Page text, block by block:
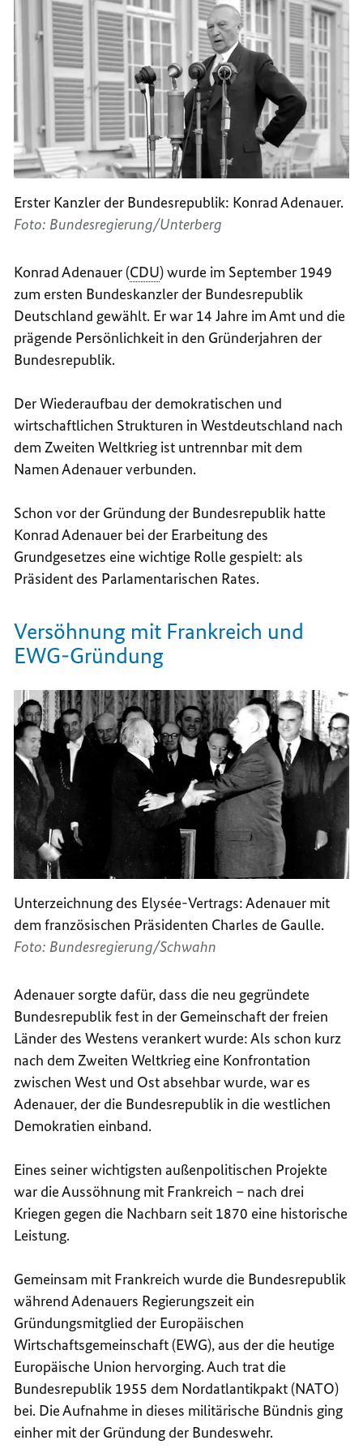
Erster Kanzler der Bundesrepublik: Konrad Adenauer.
Foto: Bundesregierung/Unterberg
Konrad Adenauer (CDU) wurde im September 1949
zum ersten Bundeskanzler der Bundesrepublik
Deutschland gewählt. Er war 14 Jahre im Amt und die
prägende Persönlichkeit in den Gründerjahren der
Bundesrepublik.
Der Wiederaufbau der demokratischen und
wirtschaftlichen Strukturen in Westdeutschland nach
dem Zweiten Weltkrieg ist untrennbar mit dem
Namen Adenauer verbunden.
Schon vor der Gründung der Bundesrepublik hatte
Konrad Adenauer bei der Erarbeitung des
Grundgesetzes eine wichtige Rolle gespielt: als
Präsident des Parlamentarischen Rates.
Versöhnung mit Frankreich und
EWG-Gründung
Unterzeichnung des Elysée-Vertrags: Adenauer mit
dem französischen Präsidenten Charles de Gaulle.
Foto: Bundesregierung/Schwahn
Adenauer sorgte dafür, dass die neu gegründete
Bundesrepublik fest in der Gemeinschaft der freien
Länder des Westens verankert wurde: Als schon kurz
nach dem Zweiten Weltkrieg eine Konfrontation
zwischen West und Ost absehbar wurde, war es
Adenauer, der die Bundesrepublik in die westlichen
Demokratien einband.
Eines seiner wichtigsten außenpolitischen Projekte
war die Aussöhnung mit Frankreich – nach drei
Kriegen gegen die Nachbarn seit 1870 eine historische
Leistung.
Gemeinsam mit Frankreich wurde die Bundesrepublik
während Adenauers Regierungszeit ein
Gründungsmitglied der Europäischen
Wirtschaftsgemeinschaft (EWG), aus der die heutige
Europäische Union hervorging. Auch trat die
Bundesrepublik 1955 dem Nordatlantikpakt (NATO)
bei. Die Aufnahme in dieses militärische Bündnis ging
einher mit der Gründung der Bundeswehr.